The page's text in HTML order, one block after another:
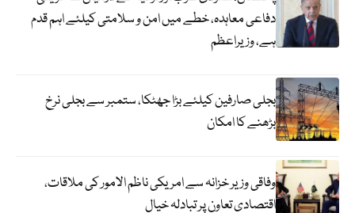
دفاعی معاہدہ، خطے میں امن و سلامتی کیلئے اہم قدم
ہے، وزیراعظم
بجلی صارفین کیلئے بڑا جھٹکا، ستمبر سے بجلی نرخ
بڑھنے کا امکان
وفاقی وزیر خزانہ سے امریکی ناظم الامور کی ملاقات،
اقتصادی تعاون پر تبادلہ خیال